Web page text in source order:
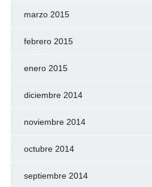
marzo 2015
febrero 2015
enero 2015
diciembre 2014
noviembre 2014
octubre 2014
septiembre 2014